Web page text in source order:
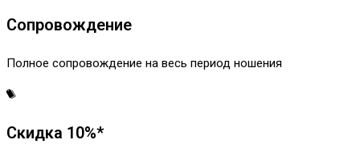
Сопровождение
Полное сопровождение на весь период ношения
Скидка 10%*